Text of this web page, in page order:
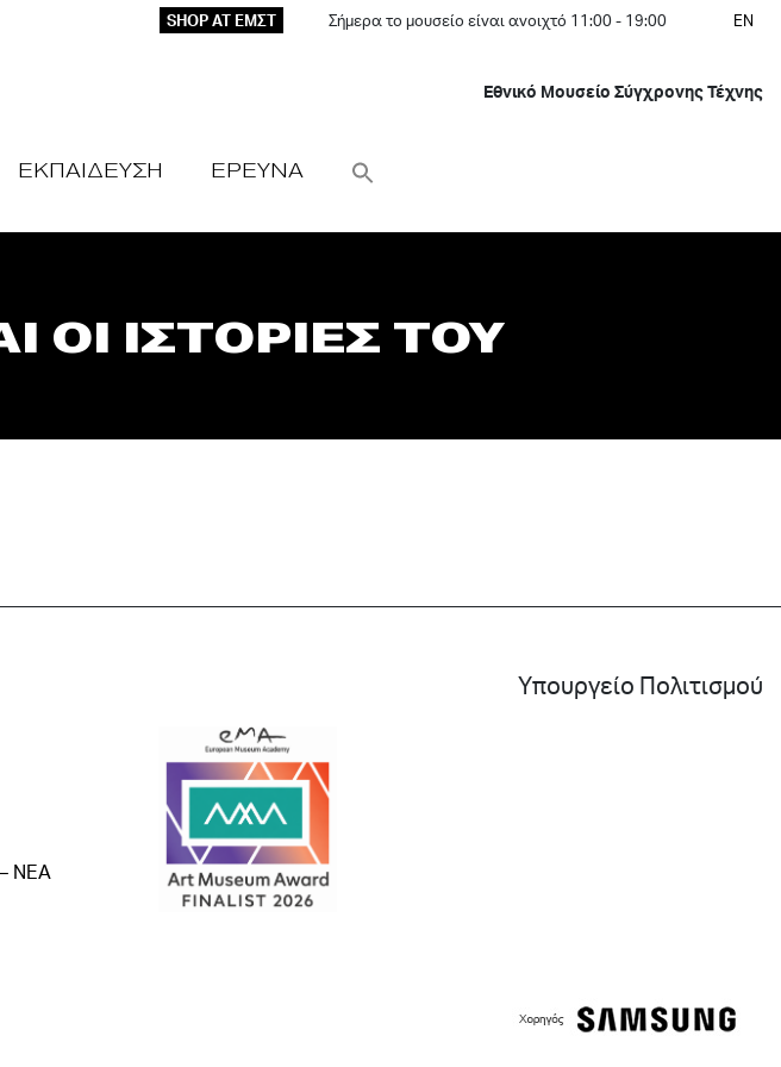
SHOP AT ΕΜΣΤ Σήμερα το μουσείο είναι ανοιχτό 11:00 - 19:00 EN
Εθνικό Μουσείο Σύγχρονης Τέχνης
ΕΚΠΑΙΔΕΥΣΗ ΕΡΕΥΝΑ
ΙΣΤΟΡΙΕΣ ΤΟΥ
Υπουργείο Πολιτισμού
ΝΕΑ